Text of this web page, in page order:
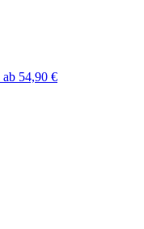
ab 54,90 €